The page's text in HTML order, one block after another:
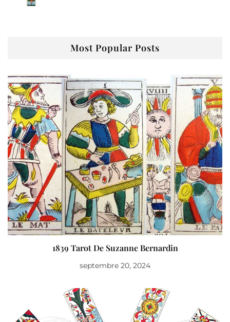
Most Popular Posts
1839 Tarot De Suzanne Bernardin
septembre 20, 2024